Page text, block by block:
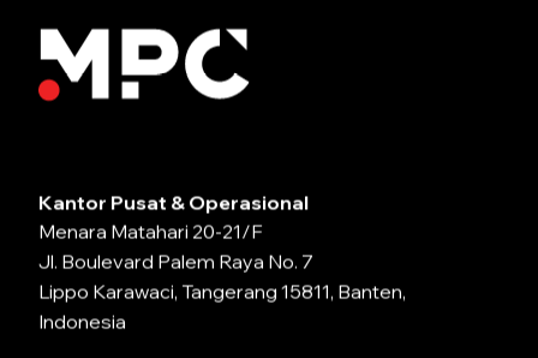
Kantor Pusat & Operasional
Menara Matahari 20-21/F
Jl. Boulevard Palem Raya No. 7
Lippo Karawaci, Tangerang 15811, Banten,
Indonesia